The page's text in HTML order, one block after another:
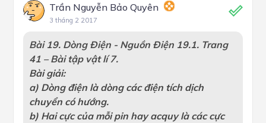
Trần Nguyễn Bảo Quyên
3 tháng 2 2017
Bài 19. Dòng Điện - Nguồn Điện 19.1. Trang
41 – Bài tập vật lí 7.
Bài giải:
a) Dòng điện là dòng các điện tích dịch
chuyển có hướng.
b) Hai cực của mỗi pin hay acquy là các cực